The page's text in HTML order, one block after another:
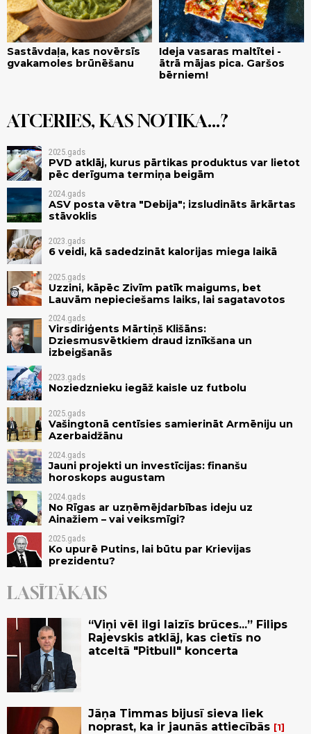
Sastāvdaļa, kas novērsīs
gvakamoles brūnēšanu
Ideja vasaras maltītei -
ātrā mājas pica. Garšos
bērniem!
ATCERIES, KAS NOTIKA...?
2025.gads
PVD atklāj, kurus pārtikas produktus var lietot
pēc derīguma termiņa beigām
2024.gads
ASV posta vētra "Debija"; izsludināts ārkārtas
stāvoklis
2023.gads
6 veidi, kā sadedzināt kalorijas miega laikā
2025.gads
Uzzini, kāpēc Zivīm patīk maigums, bet
Lauvām nepieciešams laiks, lai sagatavotos
2024.gads
Virsdiriģents Mārtiņš Klišāns:
Dziesmusvētkiem draud iznīkšana un
izbeigšanās
2023.gads
Noziedznieku iegāž kaisle uz futbolu
2025.gads
Vašingtonā centīsies samierināt Armēniju un
Azerbaidžānu
2024.gads
Jauni projekti un investīcijas: finanšu
horoskops augustam
2024.gads
No Rīgas ar uzņēmējdarbības ideju uz
Ainažiem – vai veiksmīgi?
2025.gads
Ko upurē Putins, lai būtu par Krievijas
prezidentu?
LASĪTĀKAIS
“Viņi vēl ilgi laizīs brūces...” Filips
Rajevskis atklāj, kas cietīs no
atceltā "Pitbull" koncerta
Jāņa Timmas bijusī sieva liek
noprast, ka ir jaunās attiecībās
1